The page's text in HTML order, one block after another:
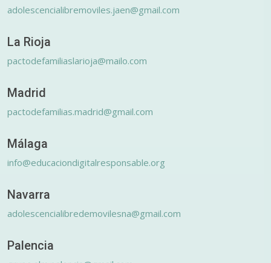
adolescencialibremoviles.jaen@gmail.com
La Rioja
pactodefamiliaslarioja@mailo.com
Madrid
pactodefamilias.madrid@gmail.com
Málaga
info@educaciondigitalresponsable.org
Navarra
adolescencialibredemovilesna@gmail.com
Palencia